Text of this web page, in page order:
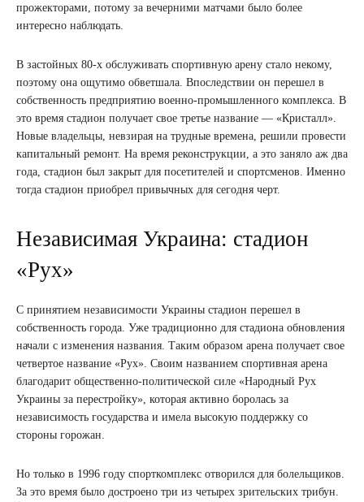
прожекторами, потому за вечерними матчами было более
интересно наблюдать.
В застойных 80-х обслуживать спортивную арену стало некому,
поэтому она ощутимо обветшала. Впоследствии он перешел в
собственность предприятию военно-промышленного комплекса. В
это время стадион получает свое третье название — «Кристалл».
Новые владельцы, невзирая на трудные времена, решили провести
капитальный ремонт. На время реконструкции, а это заняло аж два
года, стадион был закрыт для посетителей и спортсменов. Именно
тогда стадион приобрел привычных для сегодня черт.
Независимая Украина: стадион
«Рух»
С принятием независимости Украины стадион перешел в
собственность города. Уже традиционно для стадиона обновления
начали с изменения названия. Таким образом арена получает свое
четвертое название «Рух». Своим названием спортивная арена
благодарит общественно-политической силе «Народный Рух
Украины за перестройку», которая активно боролась за
независимость государства и имела высокую поддержку со
стороны горожан.
Но только в 1996 году спорткомплекс отворился для болельщиков.
За это время было достроено три из четырех зрительских трибун.